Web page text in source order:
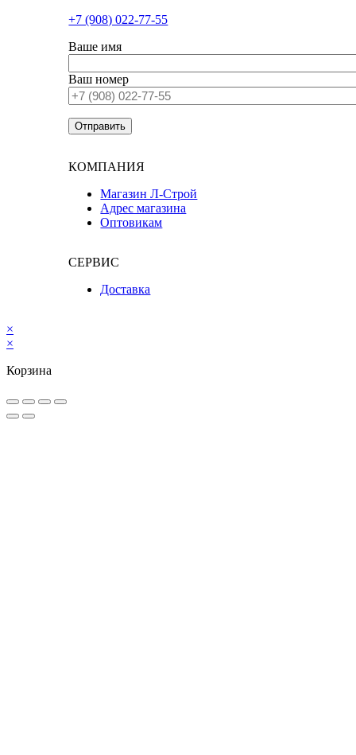
+7 (908) 022-77-55
Ваше имя
Ваш номер
КОМПАНИЯ
Магазин Л-Строй
Адрес магазина
Оптовикам
СЕРВИС
Доставка
×
×
Корзина